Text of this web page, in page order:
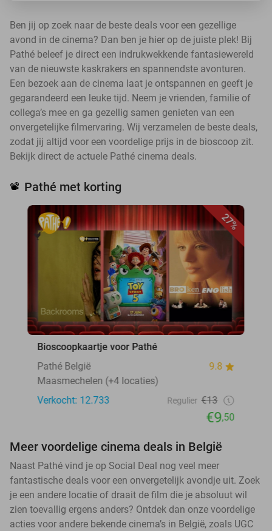
Ben jij op zoek naar de beste deals voor een gezellige
avond in de cinema? Dan ben je hier op de juiste plek! Bij
Pathé beleef je direct een indrukwekkende fantasiewereld
van de nieuwste kaskrakers en spannendste avonturen.
Een bezoek aan de cinema laat je ontspannen en geeft je
gegarandeerd een leuke tijd. Neem je vrienden, familie of
collega’s mee en ga gezellig samen genieten van een
onvergetelijke filmervaring. Wij verzamelen de beste deals,
zodat jij altijd voor een voordelige prijs in de bioscoop zit.
Bekijk direct de actuele Pathé cinema deals.
📽️ Pathé met korting
27%
Bioscoopkaartje voor Pathé
Pathé België
9.8
Maasmechelen (+4 locaties)
Verkocht: 12.733
Regulier €13
€9,50
Meer voordelige cinema deals in België
Naast Pathé vind je op Social Deal nog veel meer
fantastische deals voor een onvergetelijk avondje uit. Zoek
je een andere locatie of draait de film die je absoluut wil
zien toevallig ergens anders? Ontdek dan onze voordelige
acties voor andere bekende cinema’s in België, zoals UGC